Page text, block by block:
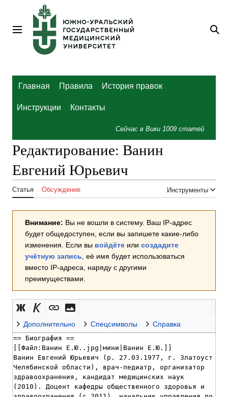
содержанию
Главное меню
Главная Правила История правок
Инструкции Контакты
Сейчас в Вики 1009 статей
Редактирование: Ванин
Евгений Юрьевич
Статья Обсуждение Инструменты
Внимание: Вы не вошли в систему. Ваш IP-адрес
будет общедоступен, если вы запишете какие-либо
изменения. Если вы войдёте или создадите
учётную запись , её имя будет использоваться
вместо IP-адреса, наряду с другими
преимуществами.
Дополнительно Спецсимволы Справка